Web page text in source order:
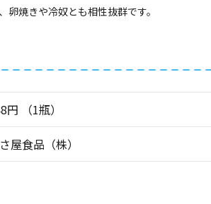
卵焼きや冷奴とも相性抜群です。
円 （1瓶）
屋食品（株）